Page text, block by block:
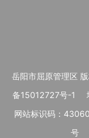
岳阳市屈原管理区
备15012727号-1
网站标识码：
号